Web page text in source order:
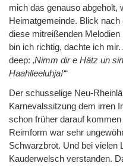
mich das genauso abgeholt,
Heimatgemeinde. Blick
diese mitreißenden
bin ich richtig, dachte ich
deep: ‚Nimm dir e Hätz un
Haahlleeluhja!‘“
Der schusselige Neu-
Karnevalssitzung dem irren
schon früher darauf
Reimform war sehr
Schwarzbrot. Und bei vielen
Kauderwelsch verstanden.